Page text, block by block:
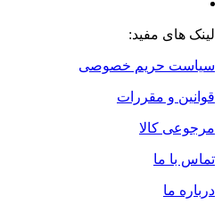
لینک های مفید:
سیاست حریم خصوصی
قوانین و مقررات
مرجوعی کالا
تماس با ما
درباره ما